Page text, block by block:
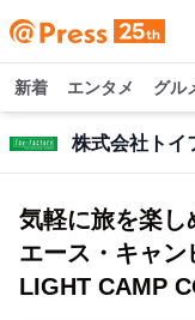
新着 エンタメ グル
株式会社トイ
気軽に旅を楽し
エース・キャ
LIGHT CAMP